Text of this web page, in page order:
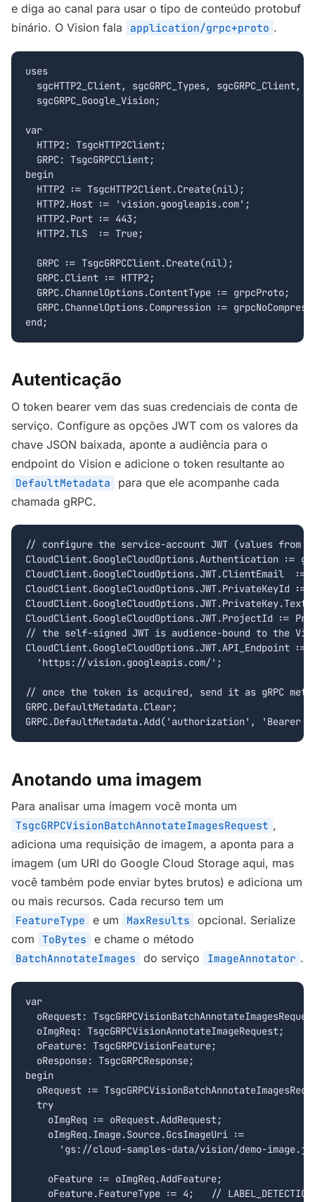
e diga ao canal para usar o tipo de conteúdo protobuf
binário. O Vision fala
application/grpc+proto .
uses
  sgcHTTP2_Client, sgcGRPC_Types, sgcGRPC_Client,
  sgcGRPC_Google_Vision;
var
  HTTP2: TsgcHTTP2Client;
  GRPC: TsgcGRPCClient;
begin
  HTTP2 := TsgcHTTP2Client.Create(nil);
  HTTP2.Host := 'vision.googleapis.com';
  HTTP2.Port := 443;
  HTTP2.TLS  := True;
  GRPC := TsgcGRPCClient.Create(nil);
  GRPC.Client := HTTP2;
  GRPC.ChannelOptions.ContentType := grpcProto;
GRPC.ChannelOptions.Compression :=
end;
Autenticação
O token bearer vem das suas credenciais de conta de
serviço. Configure as opções JWT com os valores da
chave JSON baixada, aponte a audiência para o
endpoint do Vision e adicione o token resultante ao
DefaultMetadata
para que ele acompanhe cada
chamada gRPC.
// configure the service-account JWT (values from
CloudClient.GoogleCloudOptions.Authentication :=
CloudClient.GoogleCloudOptions.JWT.ClientEmail
CloudClient.GoogleCloudOptions.JWT.PrivateKeyId
CloudClient.GoogleCloudOptions.JWT.ProjectId :=
// the self-signed JWT is audience-bound to the
CloudClient.GoogleCloudOptions.JWT.API_Endpoint :=
  'https://vision.googleapis.com/';
// once the token is acquired, send it as gRPC
GRPC.DefaultMetadata.Clear;
GRPC.DefaultMetadata.Add('authorization', 'Bearer
Anotando uma imagem
Para analisar uma imagem você monta um
TsgcGRPCVisionBatchAnnotateImagesRequest ,
adiciona uma requisição de imagem, a aponta para a
imagem (um URI do Google Cloud Storage aqui, mas
você também pode enviar bytes brutos) e adiciona um
ou mais recursos. Cada recurso tem um
FeatureType e um MaxResults
opcional. Serialize
com
ToBytes e chame o método
BatchAnnotateImages do serviço ImageAnnotator .
var
oRequest:
  oImgReq: TsgcGRPCVisionAnnotateImageRequest;
  oFeature: TsgcGRPCVisionFeature;
  oResponse: TsgcGRPCResponse;
begin
oRequest :=
  try
    oImgReq := oRequest.AddRequest;
    oImgReq.Image.Source.GcsImageUri :=
'gs://cloud-samples-data/vision/demo-
    oFeature := oImgReq.AddFeature;
    oFeature.FeatureType := 4;   // LABEL_DETECTION